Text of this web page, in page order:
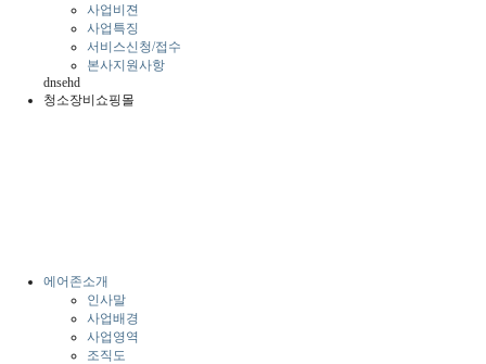
사업비젼
사업특징
서비스신청/접수
본사지원사항
dnsehd
청소장비쇼핑몰
에어존소개
인사말
사업배경
사업영역
조직도